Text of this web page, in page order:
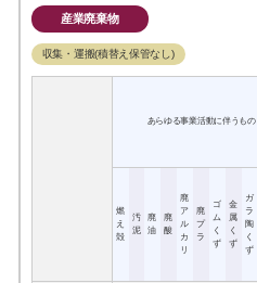
産業廃棄物
収集・運搬(積替え保管なし)
あらゆる事業活動に伴うもの
燃
え
殻
汚
泥
廃
油
廃
酸
廃
ア
ル
カ
リ
廃
プ
ラ
ゴ
ム
く
ず
金
属
く
ず
ガ
ラ
陶
く
ず